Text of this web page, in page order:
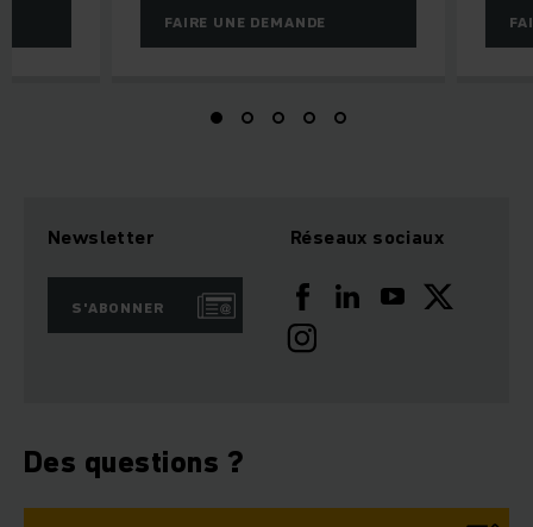
FAIRE UNE DEMANDE
Newsletter
S'ABONNER
Réseaux sociaux
Des questions ?